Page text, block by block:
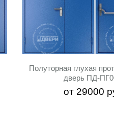
Полуторная глухая
дверь ПД-
от 29000